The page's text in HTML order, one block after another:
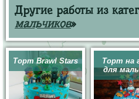
Другие работы из
мальчиков»
Торт Brawl Stars
Торт на
для